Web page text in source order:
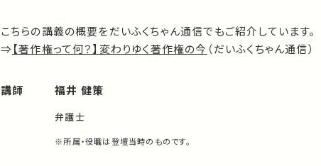
こちらの講義の概要をだいふくちゃん通信でもご紹介しています。
⇒【著作権って何？】変わりゆく著作権の今 （だいふくちゃん通信）
講師 福井 健策
弁護士
※所属・役職は登壇当時のものです。